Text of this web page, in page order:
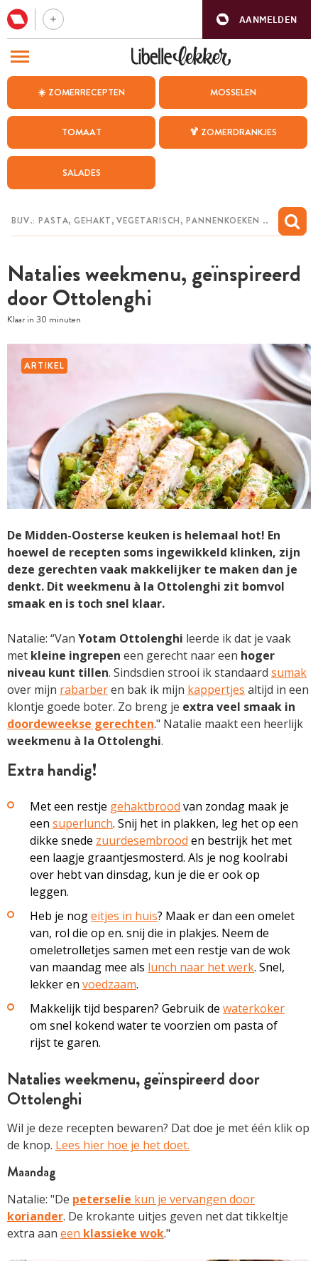
AANMELDEN
☀️ ZOMERRECEPTEN MOSSELEN
TOMAAT 🍹 ZOMERDRANKJES
SALADES
Natalies weekmenu, geïnspireerd
door Ottolenghi
Klaar in 30 minuten
ARTIKEL
De Midden-Oosterse keuken is helemaal hot! En
hoewel de recepten soms ingewikkeld klinken, zijn
deze gerechten vaak makkelijker te maken dan je
denkt. Dit weekmenu à la Ottolenghi zit bomvol
smaak en is toch snel klaar.
Natalie: “Van Yotam Ottolenghi leerde ik dat je vaak
met kleine ingrepen een gerecht naar een hoger
niveau kunt tillen. Sindsdien strooi ik standaard sumak
over mijn rabarberen bak ik mijn kappertjes altijd in een
klontje goede boter. Zo breng je extra veel smaak in
doordeweekse gerechten." Natalie maakt een heerlijk
weekmenu à la Ottolenghi.
Extra handig!
Met een restje gehaktbrood van zondag maak je
een superlunch. Snij het in plakken, leg het op een
dikke snede zuurdesembrood en bestrijk het met
een laagje graantjesmosterd. Als je nog koolrabi
over hebt van dinsdag, kun je die er ook op
leggen.
Heb je nogeitjes in huis? Maak er dan een omelet
van, rol die op en. snij die in plakjes. Neem de
omeletrolletjes samen met een restje van de wok
van maandag mee als lunch naar het werk. Snel,
lekker en voedzaam.
Makkelijk tijd besparen? Gebruik de waterkoker
om snel kokend water te voorzien om pasta of
rijst te garen.
Natalies weekmenu, geïnspireerd door
Ottolenghi
Wil je deze recepten bewaren? Dat doe je met één klik op
de knop. Lees hier hoe je het doet.
Maandag
Natalie: "De peterselie kun je vervangen door
koriander. De krokante uitjes geven net dat tikkeltje
extra aan een klassieke wok."
BEZOEK ONZE ANDERE WEBSITES
WEEKMENU
CHAT MET MAIA
MIJN BEWAARDE RECEPTEN